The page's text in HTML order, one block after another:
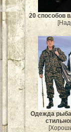
20 способов
Одежда